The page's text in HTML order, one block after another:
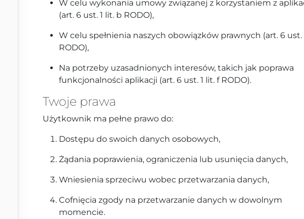
W celu wykonania umowy związanej z korzystaniem z
(art. 6 ust. 1 lit. b RODO),
W celu spełnienia naszych obowiązków prawnych (art. 6 ust.
RODO),
Na potrzeby uzasadnionych interesów, takich jak poprawa
funkcjonalności aplikacji (art. 6 ust. 1 lit. f RODO).
Twoje prawa
Użytkownik ma pełne prawo do:
Dostępu do swoich danych osobowych,
Żądania poprawienia, ograniczenia lub usunięcia danych,
Wniesienia sprzeciwu wobec przetwarzania danych,
Cofnięcia zgody na przetwarzanie danych w dowolnym
momencie.